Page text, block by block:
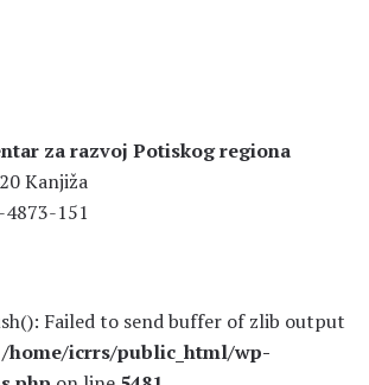
za razvoj Potiskog regiona
Kanjiža
151
Failed to send buffer of zlib output
/home/icrrs/public_html/wp-